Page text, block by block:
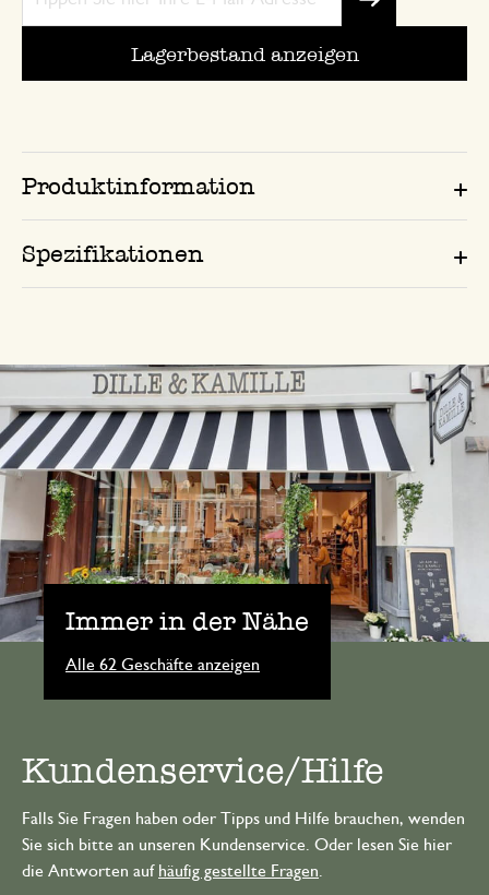
Lagerbestand anzeigen
Produktinformation
Spezifikationen
Immer in der Nähe
Alle 62 Geschäfte anzeigen
Kundenservice/Hilfe
Falls Sie Fragen haben oder Tipps und Hilfe brauchen, wenden
Sie sich bitte an unseren Kundenservice. Oder lesen Sie hier
die Antworten auf häufig gestellte Fragen